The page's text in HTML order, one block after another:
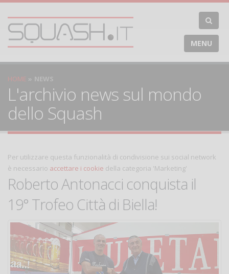
MENU
HOME NEWS
L'archivio news sul mondo
dello Squash
Per utilizzare questa funzionalità di condivisione sui social network
è necessario accettare i cookie della categoria 'Marketing'
Roberto Antonacci conquista il
19° Trofeo Città di Biella!